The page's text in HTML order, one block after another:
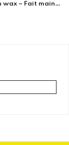
– Fait main à